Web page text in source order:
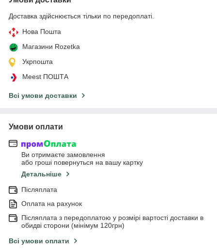
Доставка здійснюється тільки по передоплаті.
Нова Пошта
Магазини Rozetka
Укрпошта
Meest ПОШТА
Всі умови доставки
Умови оплати
Ви отримаєте замовлення
або гроші повернуться на вашу картку
Детальніше
Післяплата
Оплата на рахунок
Післяплата з передоплатою у розмірі вартості доставки в
обидві сторони (мінімум 120грн)
Всі умови оплати